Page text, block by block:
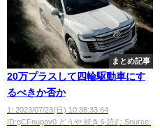
まとめ記事
20万プラスして四輪駆動車にす
るべきか否か
1: 2023/07/23(日) 10:38:33.64
ID:gCFnugov0 どうや 続きを読む Source: